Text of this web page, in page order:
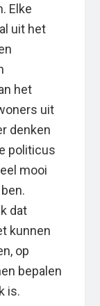
Elke
uit het
het
uit
denken
politicus
mooi
dat
kunnen
op
bepalen
is.